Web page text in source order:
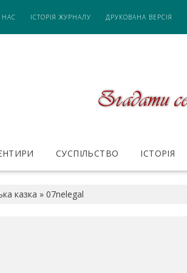
НАС ІСТОРІЯ ЖУРНАЛУ ДРУКОВАНА ВЕРСІЯ
СУСПІЛЬСТВО ІСТОРІЯ
казка » 07nelegal